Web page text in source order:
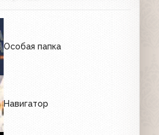
Особая папка
Навигатор